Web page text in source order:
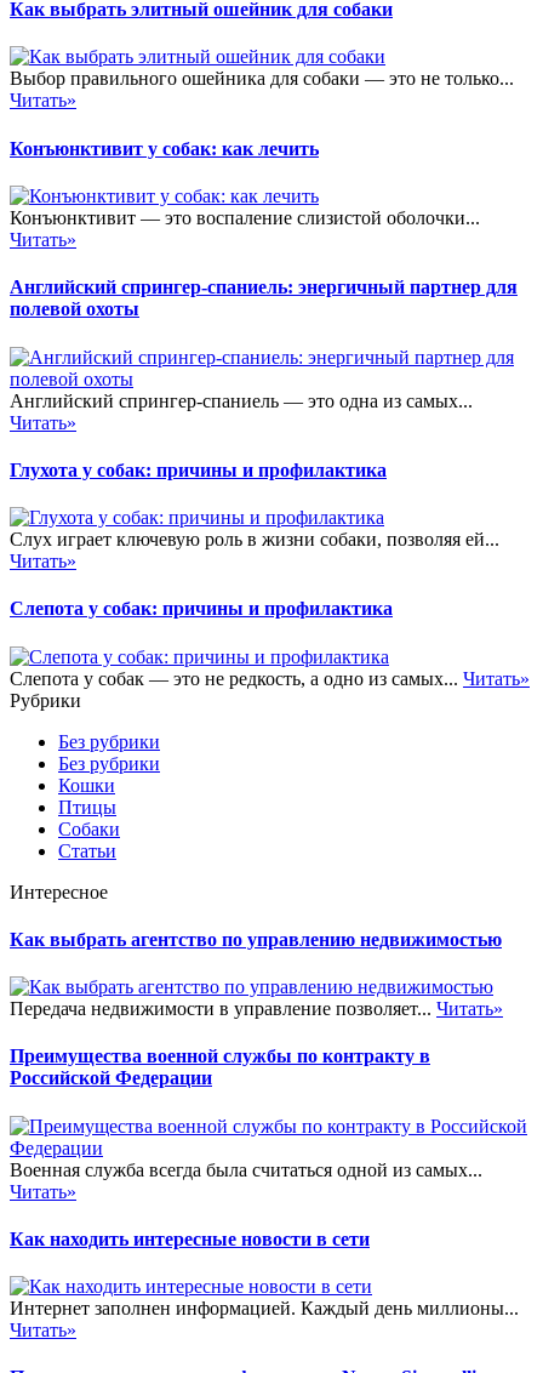
Как выбрать элитный ошейник для собаки
Выбор правильного ошейника для собаки — это не только...
Читать»
Конъюнктивит у собак: как лечить
Конъюнктивит — это воспаление слизистой оболочки...
Читать»
Английский спрингер-спаниель: энергичный партнер для
полевой охоты
Английский спрингер-спаниель — это одна из самых...
Читать»
Глухота у собак: причины и профилактика
Слух играет ключевую роль в жизни собаки, позволяя ей...
Читать»
Слепота у собак: причины и профилактика
Слепота у собак — это не редкость, а одно из самых... Читать»
Рубрики
Без рубрики
Без рубрики
Кошки
Птицы
Собаки
Статьи
Интересное
Как выбрать агентство по управлению недвижимостью
Передача недвижимости в управление позволяет... Читать»
Преимущества военной службы по контракту в
Российской Федерации
Военная служба всегда была считаться одной из самых...
Читать»
Как находить интересные новости в сети
Интернет заполнен информацией. Каждый день миллионы...
Читать»